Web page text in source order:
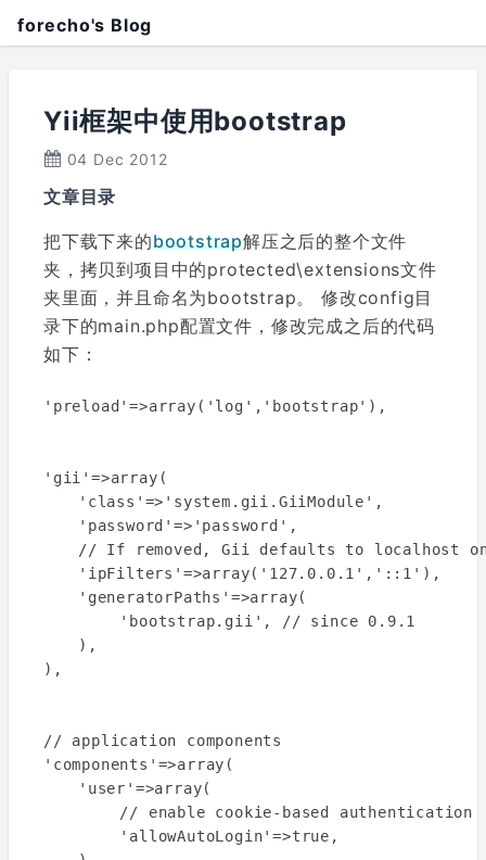
forecho's Blog
Yii框架中使用bootstrap
04 Dec 2012
文章目录
把下载下来的bootstrap解压之后的整个文件
夹，拷贝到项目中的protected\extensions文件
夹里面，并且命名为bootstrap。 修改config目
录下的main.php配置文件，修改完成之后的代码
如下：
'preload'=>array('log','bootstrap'),
'gii'=>array(
        'bootstrap.gii', // since 0.9.1
),
// application components
'components'=>array(
        // enable cookie-based authentication
        'allowAutoLogin'=>true,